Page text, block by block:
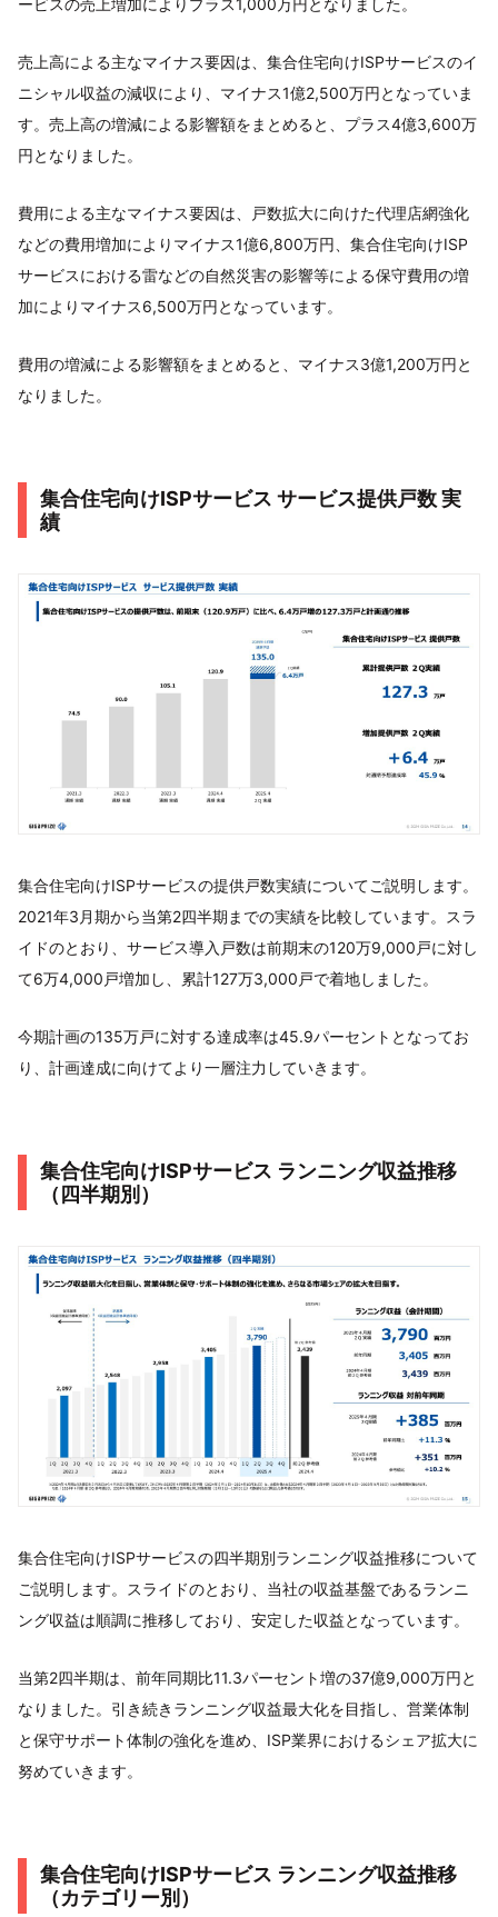
ービスの売上増加によりプラス1,000万円となりました。
売上高による主なマイナス要因は、集合住宅向けISPサービスのイ
ニシャル収益の減収により、マイナス1億2,500万円となっていま
す。売上高の増減による影響額をまとめると、プラス4億3,600万
円となりました。
費用による主なマイナス要因は、戸数拡大に向けた代理店網強化
などの費用増加によりマイナス1億6,800万円、集合住宅向けISP
サービスにおける雷などの自然災害の影響等による保守費用の増
加によりマイナス6,500万円となっています。
費用の増減による影響額をまとめると、マイナス3億1,200万円と
なりました。
集合住宅向けISPサービス サービス提供戸数 実
績
集合住宅向けISPサービスの提供戸数実績についてご説明します。
2021年3月期から当第2四半期までの実績を比較しています。スラ
イドのとおり、サービス導入戸数は前期末の120万9,000戸に対し
て6万4,000戸増加し、累計127万3,000戸で着地しました。
今期計画の135万戸に対する達成率は45.9パーセントとなってお
り、計画達成に向けてより一層注力していきます。
集合住宅向けISPサービス ランニング収益推移
（四半期別）
集合住宅向けISPサービスの四半期別ランニング収益推移について
ご説明します。スライドのとおり、当社の収益基盤であるランニ
ング収益は順調に推移しており、安定した収益となっています。
当第2四半期は、前年同期比11.3パーセント増の37億9,000万円と
なりました。引き続きランニング収益最大化を目指し、営業体制
と保守サポート体制の強化を進め、ISP業界におけるシェア拡大に
努めていきます。
集合住宅向けISPサービス ランニング収益推移
（カテゴリー別）